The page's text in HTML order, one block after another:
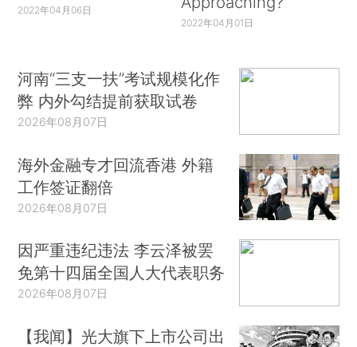
2022年04月06日
2022年04月01日
河南“三支一扶”考试规模化作
弊 内外勾结提前获取试卷
2026年08月07日
海外金融专才回流香港 外籍
工作签证翻倍
2026年08月07日
因严重违纪违法 李云泽被罢
免第十四届全国人大代表职务
2026年08月07日
【我闻】光大旗下上市公司出